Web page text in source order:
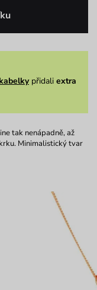
kabelkypřidali extra
tak nenápadně, až
Minimalistický tvar